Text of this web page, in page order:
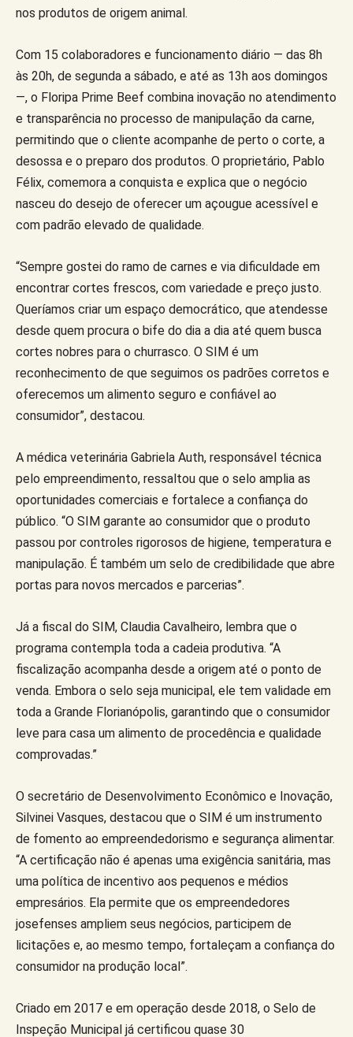
nos produtos de origem animal.
Com 15 colaboradores e funcionamento diário — das 8h
às 20h, de segunda a sábado, e até as 13h aos domingos
—, o Floripa Prime Beef combina inovação no atendimento
e transparência no processo de manipulação da carne,
permitindo que o cliente acompanhe de perto o corte, a
desossa e o preparo dos produtos. O proprietário, Pablo
Félix, comemora a conquista e explica que o negócio
nasceu do desejo de oferecer um açougue acessível e
com padrão elevado de qualidade.
“Sempre gostei do ramo de carnes e via dificuldade em
encontrar cortes frescos, com variedade e preço justo.
Queríamos criar um espaço democrático, que atendesse
desde quem procura o bife do dia a dia até quem busca
cortes nobres para o churrasco. O SIM é um
reconhecimento de que seguimos os padrões corretos e
oferecemos um alimento seguro e confiável ao
consumidor”, destacou.
A médica veterinária Gabriela Auth, responsável técnica
pelo empreendimento, ressaltou que o selo amplia as
oportunidades comerciais e fortalece a confiança do
público. “O SIM garante ao consumidor que o produto
passou por controles rigorosos de higiene, temperatura e
manipulação. É também um selo de credibilidade que abre
portas para novos mercados e parcerias”.
Já a fiscal do SIM, Claudia Cavalheiro, lembra que o
programa contempla toda a cadeia produtiva. “A
fiscalização acompanha desde a origem até o ponto de
venda. Embora o selo seja municipal, ele tem validade em
toda a Grande Florianópolis, garantindo que o consumidor
leve para casa um alimento de procedência e qualidade
comprovadas.”
O secretário de Desenvolvimento Econômico e Inovação,
Silvinei Vasques, destacou que o SIM é um instrumento
de fomento ao empreendedorismo e segurança alimentar.
“A certificação não é apenas uma exigência sanitária, mas
uma política de incentivo aos pequenos e médios
empresários. Ela permite que os empreendedores
josefenses ampliem seus negócios, participem de
licitações e, ao mesmo tempo, fortaleçam a confiança do
consumidor na produção local”.
Criado em 2017 e em operação desde 2018, o Selo de
Inspeção Municipal já certificou quase 30